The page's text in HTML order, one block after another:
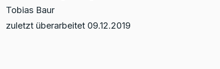
Tobias Baur
zuletzt überarbeitet 09.12.2019